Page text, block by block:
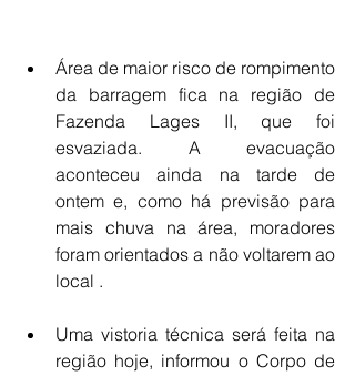
Área de maior risco de rompimento
da barragem fica na região de
Fazenda Lages II, que foi
esvaziada. A evacuação
aconteceu ainda na tarde de
ontem e, como há previsão para
mais chuva na área, moradores
foram orientados a não voltarem ao
local .
Uma vistoria técnica será feita na
região hoje, informou o Corpo de